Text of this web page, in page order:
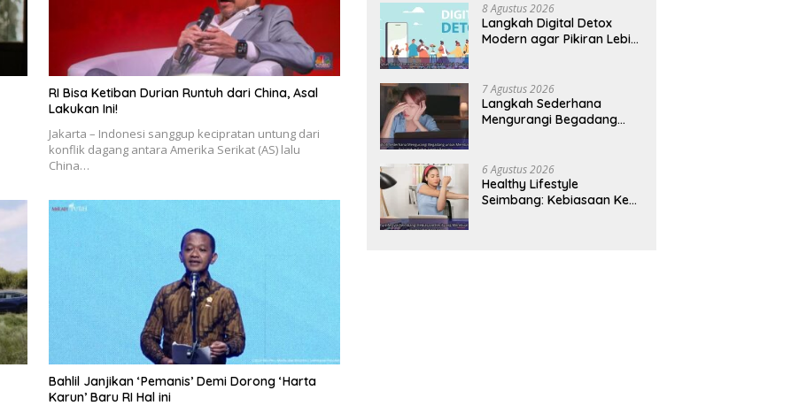
RI Bisa Ketiban Durian Runtuh dari China, Asal
Lakukan Ini!
Jakarta – Indonesi sanggup kecipratan untung dari
konflik dagang antara Amerika Serikat (AS) lalu
China…
Bahlil Janjikan ‘Pemanis’ Demi Dorong ‘Harta
Karun’ Baru RI Hal ini
8 Agustus 2026
Langkah Digital Detox
Modern agar Pikiran Lebih
7 Agustus 2026
Langkah Sederhana
Mengurangi Begadang
Panjang
6 Agustus 2026
Healthy Lifestyle
Seimbang: Kebiasaan Kecil